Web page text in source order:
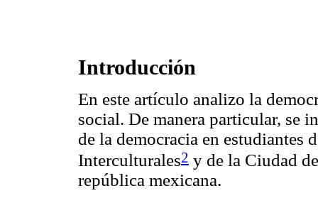
Introducción
En este artículo analizo la
social. De manera particular, se
de la democracia en estudiantes
Interculturales2 y de la Ciudad
república mexicana.